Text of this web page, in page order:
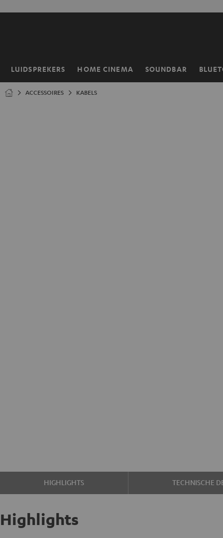
LUIDSPREKERS HOME CINEMA SOUNDBAR
Home
ACCESSOIRES KABELS
HIGHLIGHTS TECHNISCHE
Highlights